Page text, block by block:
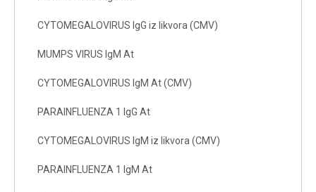
CYTOMEGALOVIRUS IgG iz likvora (CMV)
MUMPS VIRUS IgM At
CYTOMEGALOVIRUS IgM At (CMV)
PARAINFLUENZA 1 IgG At
CYTOMEGALOVIRUS IgM iz likvora (CMV)
PARAINFLUENZA 1 IgM At